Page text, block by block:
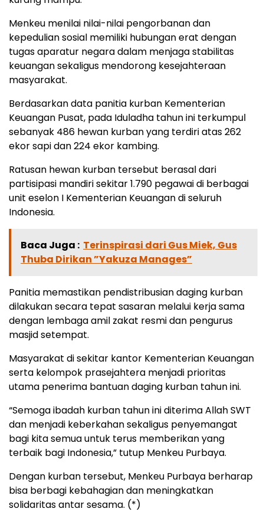
Menkeu menilai nilai-nilai pengorbanan dan
kepedulian sosial memiliki hubungan erat dengan
tugas aparatur negara dalam menjaga stabilitas
keuangan sekaligus mendorong kesejahteraan
masyarakat.
Berdasarkan data panitia kurban Kementerian
Keuangan Pusat, pada Iduladha tahun ini terkumpul
sebanyak 486 hewan kurban yang terdiri atas 262
ekor sapi dan 224 ekor kambing.
Ratusan hewan kurban tersebut berasal dari
partisipasi mandiri sekitar 1.790 pegawai di berbagai
unit eselon I Kementerian Keuangan di seluruh
Indonesia.
Baca Juga : Terinspirasi dari Gus Miek, Gus
Thuba Dirikan ”Yakuza Manages”
Panitia memastikan pendistribusian daging kurban
dilakukan secara tepat sasaran melalui kerja sama
dengan lembaga amil zakat resmi dan pengurus
masjid setempat.
Masyarakat di sekitar kantor Kementerian Keuangan
serta kelompok prasejahtera menjadi prioritas
utama penerima bantuan daging kurban tahun ini.
“Semoga ibadah kurban tahun ini diterima Allah SWT
dan menjadi keberkahan sekaligus penyemangat
bagi kita semua untuk terus memberikan yang
terbaik bagi Indonesia,” tutup Menkeu Purbaya.
Dengan kurban tersebut, Menkeu Purbaya berharap
bisa berbagi kebahagian dan meningkatkan
solidaritas antar sesama. (*)